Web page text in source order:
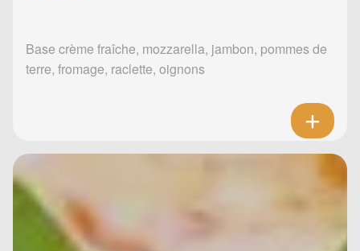
Base crème fraîche, mozzarella, jambon, pommes de
terre, fromage, raclette, oignons